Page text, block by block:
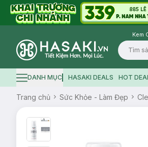
Kem
Logo
Hamburger icon
DANH MỤC HASAKI DEALS HOT
Trang chủ Sức Khỏe - Làm Đẹp